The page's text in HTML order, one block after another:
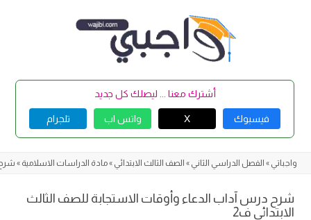
أشترك معنا ... ليصلك كل جديد
فيسبوك X واتس اب تلجرام
واجباتي » الفصل الدراسي الثاني » الصف الثالث الابتدائي »مادة الدراسات الاسلامية »
شرح درس آداب الدعاء وأوقات الاستجابة للصف الثالث
الابتدائي ف2